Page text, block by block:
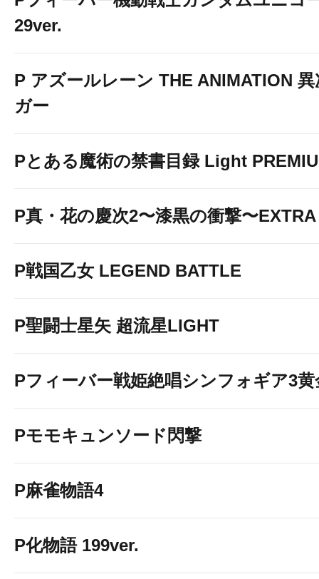
29ver.
P アズールレーン THE ANIMATION
ガー
Pとある魔術の禁書目録 Light
P真・花の慶次2〜漆黒の衝撃〜
P戦国乙女 LEGEND BATTLE
P聖闘士星矢 超流星LIGHT
Pフィーバー戦姫絶唱シンフォギア3黄
Pモモキュンソード閃撃
P麻雀物語4
P化物語 199ver.